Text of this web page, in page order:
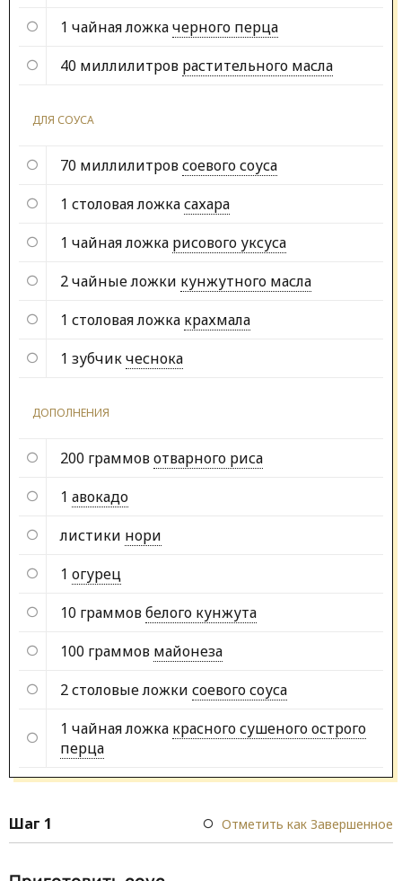
1 чайная ложкачерного перца
40 миллилитров растительного масла
ДЛЯ СОУСА
70 миллилитровсоевого соуса
1 столовая ложкасахара
1 чайная ложка рисового уксуса
2 чайные ложки кунжутного масла
1 столовая ложка крахмала
1 зубчикчеснока
ДОПОЛНЕНИЯ
200 граммовотварного риса
1 авокадо
листики нори
1 огурец
10 граммовбелого кунжута
100 граммов майонеза
2 столовые ложки соевого соуса
1 чайная ложка красного сушеного острого
перца
Шаг 1 Отметить как Завершенное